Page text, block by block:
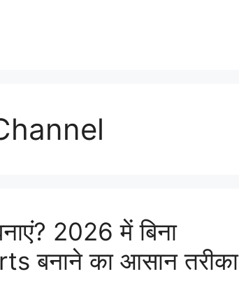
2026 में बिना
बनाने का आसान तरीका